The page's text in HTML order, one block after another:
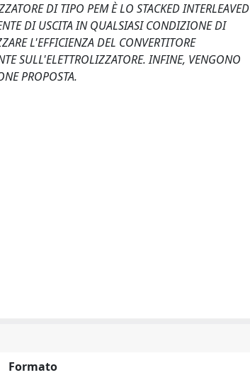
DI TIPO PEM È LO STACKED INTERLEAVED
DI USCITA IN QUALSIASI CONDIZIONE DI
L'EFFICIENZA DEL CONVERTITORE
SULL'ELETTROLIZZATORE. INFINE, VENGONO
PROPOSTA.
Formato